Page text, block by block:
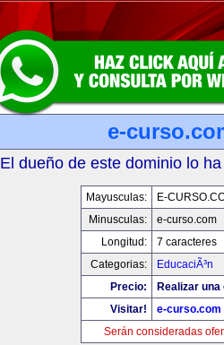
e-
El dueño de este dominio lo
Mayusculas:
E-
Minusculas:
e-curso.com
Longitud:
7 caracteres
Categorias:
EducaciÃ³n
Precio:
Realizar
Visitar!
e-curso.com
Serán consideradas